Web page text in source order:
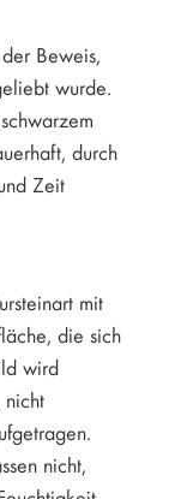
Beweis,
wurde.
durch
Zeit
mit
die sich
wird
nicht,